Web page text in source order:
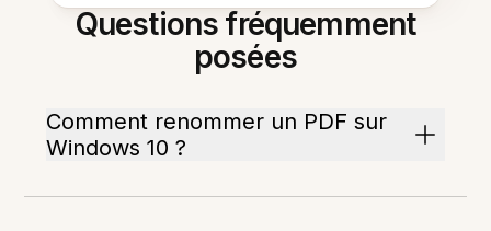
Questions fréquemment
posées
Comment renommer un PDF sur
Windows 10 ?